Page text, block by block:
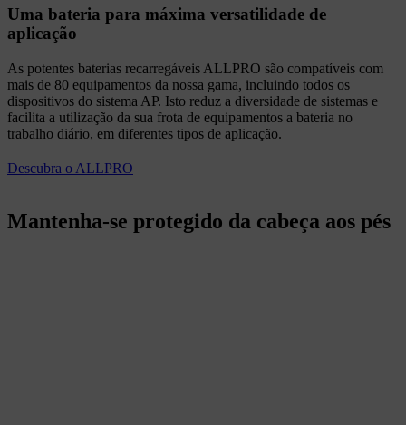
Uma bateria para máxima versatilidade de
aplicação
As potentes baterias recarregáveis ALLPRO são compatíveis com
mais de 80 equipamentos da nossa gama, incluindo todos os
dispositivos do sistema AP. Isto reduz a diversidade de sistemas e
facilita a utilização da sua frota de equipamentos a bateria no
trabalho diário, em diferentes tipos de aplicação.
Descubra o ALLPRO
Mantenha-se protegido da cabeça aos pés